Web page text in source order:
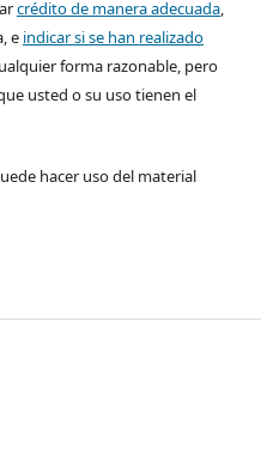
crédito de manera adecuada,
e indicar si se han realizado
forma razonable, pero
usted o su uso tienen el
hacer uso del material